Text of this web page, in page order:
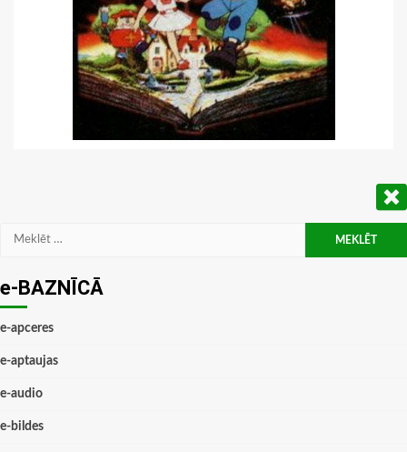
Meklēt:
e-BAZNĪCĀ
e-apceres
e-aptaujas
e-audio
e-bildes